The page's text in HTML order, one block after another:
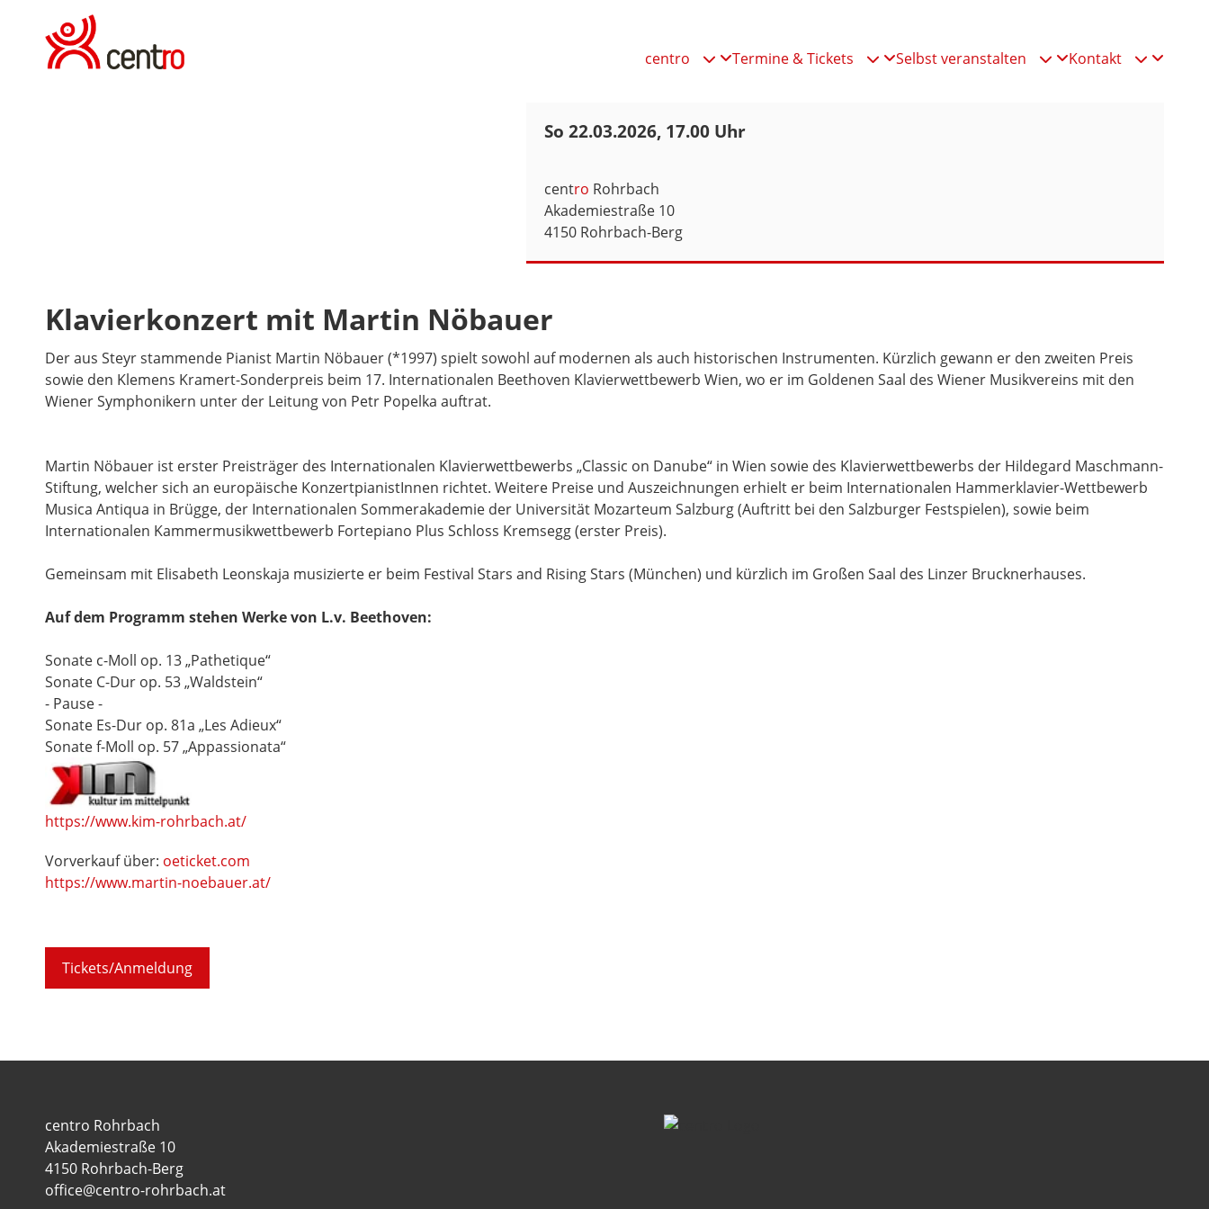
centro  Termine & Tickets  Selbst veranstalten  Kontakt 
Fotos © Willi-Pleschberger Klavierkonzert mit Martin Nöbauer
So 22.03.2026, 17.00 Uhr
centro Rohrbach
Akademiestraße 10
4150 Rohrbach-Berg
Klavierkonzert mit Martin Nöbauer
Der aus Steyr stammende Pianist Martin Nöbauer (*1997) spielt sowohl auf modernen als auch historischen Instrumenten. Kürzlich gewann er den zweiten Preis
sowie den Klemens Kramert-Sonderpreis beim 17. Internationalen Beethoven Klavierwettbewerb Wien, wo er im Goldenen Saal des Wiener Musikvereins mit den
Wiener Symphonikern unter der Leitung von Petr Popelka auftrat.
Martin Nöbauer ist erster Preisträger des Internationalen Klavierwettbewerbs „Classic on Danube“ in Wien sowie des Klavierwettbewerbs der Hildegard Maschmann-
Stiftung, welcher sich an europäische KonzertpianistInnen richtet. Weitere Preise und Auszeichnungen erhielt er beim Internationalen Hammerklavier-Wettbewerb
Musica Antiqua in Brügge, der Internationalen Sommerakademie der Universität Mozarteum Salzburg (Auftritt bei den Salzburger Festspielen), sowie beim
Internationalen Kammermusikwettbewerb Fortepiano Plus Schloss Kremsegg (erster Preis).
Gemeinsam mit Elisabeth Leonskaja musizierte er beim Festival Stars and Rising Stars (München) und kürzlich im Großen Saal des Linzer Brucknerhauses.
Auf dem Programm stehen Werke von L.v. Beethoven:
Sonate c-Moll op. 13 „Pathetique“
Sonate C-Dur op. 53 „Waldstein“
- Pause -
Sonate Es-Dur op. 81a „Les Adieux“
Sonate f-Moll op. 57 „Appassionata“
https://www.kim-rohrbach.at/
Vorverkauf über: oeticket.com
https://www.martin-noebauer.at/
Tickets/Anmeldung
centro Rohrbach
Akademiestraße 10
4150 Rohrbach-Berg
office@centro-rohrbach.at